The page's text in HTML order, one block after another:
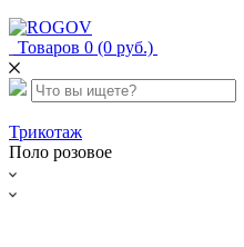
Товаров 0 (0 руб.)
Трикотаж
Поло розовое